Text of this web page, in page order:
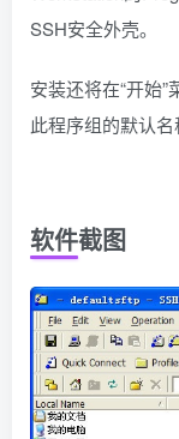
SSH安全外壳。
安装还将在“开始”
此程序组的默认名
软件截图